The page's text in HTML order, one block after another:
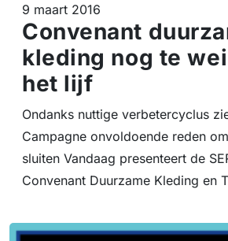
9 maart 2016
Convenant
kleding nog te
het lijf
Ondanks nuttige verbetercyclus
Campagne onvoldoende reden
sluiten Vandaag presenteert de
Convenant Duurzame Kleding en